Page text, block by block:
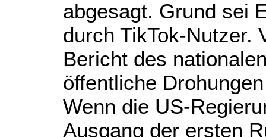
abgesagt. Grund sei
durch TikTok-Nutzer.
Bericht des
öffentliche
Wenn die US-
Ausgang der ersten